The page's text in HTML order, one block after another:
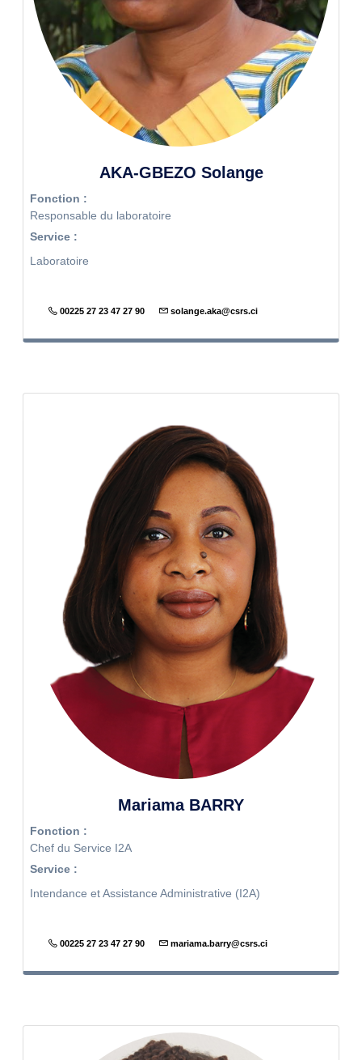
AKA-GBEZO Solange
Fonction :
Responsable du laboratoire
Service :
Laboratoire
00225 27 23 47 27 90 solange.aka@csrs.ci
Mariama BARRY
Fonction :
Chef du Service I2A
Service :
Intendance et Assistance Administrative (I2A)
00225 27 23 47 27 90 mariama.barry@csrs.ci